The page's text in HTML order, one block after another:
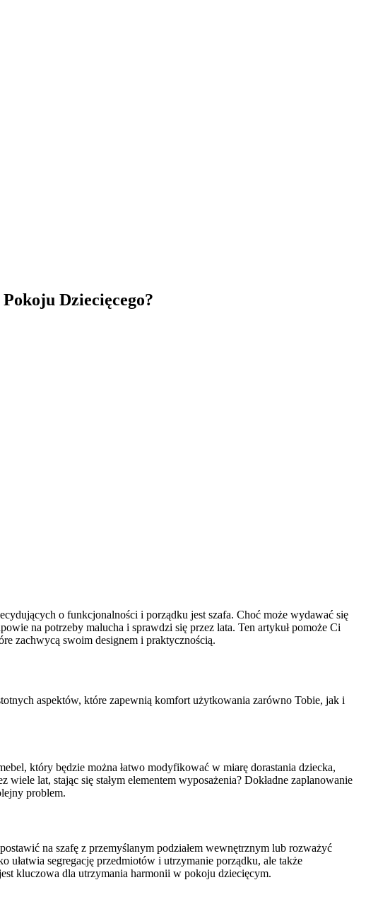
Dziecięcego?
o funkcjonalności i porządku jest szafa. Choć może wydawać się
na potrzeby malucha i sprawdzi się przez lata. Ten artykuł pomoże Ci
zachwycą swoim designem i praktycznością.
aspektów, które zapewnią komfort użytkowania zarówno Tobie, jak i
który będzie można łatwo modyfikować w miarę dorastania dziecka,
lat, stając się stałym elementem wyposażenia? Dokładne zaplanowanie
problem.
na szafę z przemyślanym podziałem wewnętrznym lub rozważyć
ułatwia segregację przedmiotów i utrzymanie porządku, ale także
kluczowa dla utrzymania harmonii w pokoju dziecięcym.